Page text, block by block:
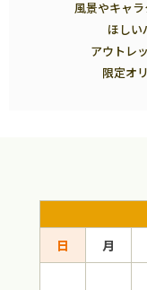
風景やキャ
ほしい
アウトレ
限定オ
日 月